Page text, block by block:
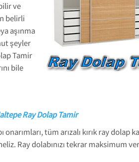
ve
belirli
aşınma
şeyler
Tamir
bile
Ray Dolap Tamir
tüm arızalı kırık ray dolap
Ray dolabınızı tekrar maksimum